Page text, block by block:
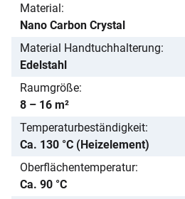
Material
Nano Carbon Crystal
Material Handtuchhalterung
Edelstahl
Raumgröße
8 – 16 m²
Temperaturbeständigkeit
Ca. 130 °C (Heizelement)
Oberflächentemperatur
Ca. 90 °C